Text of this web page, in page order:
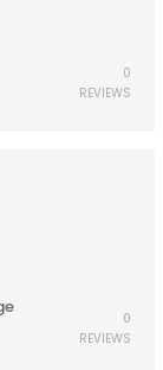
0
REVIEWS
0
REVIEWS